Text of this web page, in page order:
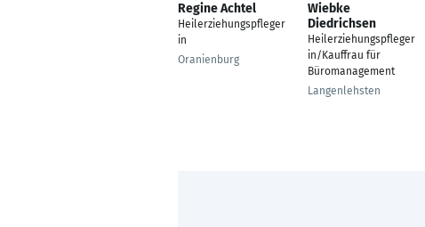
Regine Achtel
Heilerziehungspfleger
in
Oranienburg
Wiebke
Diedrichsen
Heilerziehungspfleger
in/Kauffrau für
Büromanagement
Langenlehsten